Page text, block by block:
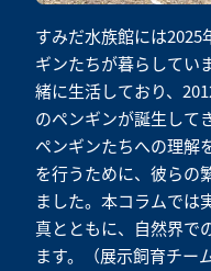
すみだ水族館には2025
ギンたちが暮らしてい
緒に生活しており、
のペンギンが誕生して
ペンギンたちへの理解
を行うために、彼らの
ました。本コラムでは
真とともに、自然界で
ます。（展示飼育チー